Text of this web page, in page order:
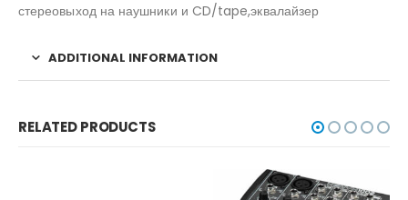
стереовыход на наушники и CD/tape,эквалайзер
ADDITIONAL INFORMATION
RELATED PRODUCTS